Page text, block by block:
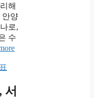
해
안양
로,
수
서